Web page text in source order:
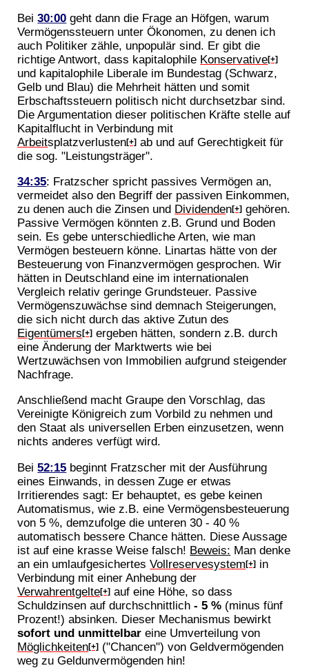
Bei30:00 geht dann die Frage an Höfgen, warum
Vermögenssteuern unter Ökonomen, zu denen ich
auch Politiker zähle, unpopulär sind. Er gibt die
richtige Antwort, dass kapitalophile Konservative[+]
und kapitalophile Liberale im Bundestag (Schwarz,
Gelb und Blau) die Mehrheit hätten und somit
Erbschaftssteuern politisch nicht durchsetzbar sind.
Die Argumentation dieser politischen Kräfte stelle auf
Kapitalflucht in Verbindung mit
Arbeitsplatzverlusten[+] ab und auf Gerechtigkeit für
die sog. "Leistungsträger".
34:35: Fratzscher spricht passives Vermögen an,
vermeidet also den Begriff der passiven Einkommen,
zu denen auch die Zinsen und Dividenden[+] gehören.
Passive Vermögen könnten z.B. Grund und Boden
sein. Es gebe unterschiedliche Arten, wie man
Vermögen besteuern könne. Linartas hätte von der
Besteuerung von Finanzvermögen gesprochen. Wir
hätten in Deutschland eine im internationalen
Vergleich relativ geringe Grundsteuer. Passive
Vermögenszuwächse sind demnach Steigerungen,
die sich nicht durch das aktive Zutun des
Eigentümers[+] ergeben hätten, sondern z.B. durch
eine Änderung der Marktwerts wie bei
Wertzuwächsen von Immobilien aufgrund steigender
Nachfrage.
Anschließend macht Graupe den Vorschlag, das
Vereinigte Königreich zum Vorbild zu nehmen und
den Staat als universellen Erben einzusetzen, wenn
nichts anderes verfügt wird.
Bei52:15 beginnt Fratzscher mit der Ausführung
eines Einwands, in dessen Zuge er etwas
Irritierendes sagt: Er behauptet, es gebe keinen
Automatismus, wie z.B. eine Vermögensbesteuerung
von 5 %, demzufolge die unteren 30 - 40 %
automatisch bessere Chance hätten. Diese Aussage
ist auf eine krasse Weise falsch! Beweis: Man denke
an ein umlaufgesichertesVollreservesystem[+] in
Verbindung mit einer Anhebung der
Verwahrentgelte[+] auf eine Höhe, so dass
Schuldzinsen auf durchschnittlich- 5 % (minus fünf
Prozent!) absinken. Dieser Mechanismus bewirkt
sofort und unmittelbar eine Umverteilung von
Möglichkeiten[+] ("Chancen") von Geldvermögenden
weg zu Geldunvermögenden hin!